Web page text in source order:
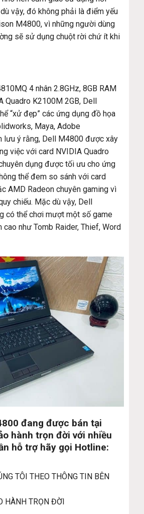
vậy, đó không phải là điểm yếu
M4800, vì những người dùng
sẽ sử dụng chuột rời chứ ít khi
4 nhân 2.8GHz, 8GB RAM
K2100M 2GB, Dell
“xử đẹp” các ứng dụng đồ họa
Maya, Adobe
lưu ý rằng, Dell M4800 được xây
việc với card NVIDIA Quadro
dụng được tối ưu cho ứng
thể đem so sánh với card
AMD Radeon chuyên gaming vì
chiếu. Mặc dù vậy, Dell
có thể chơi mượt một số game
cao như Tomb Raider, Thief, Word
đang được bán tại
hành trọn đời với nhiều
hỗ trợ hãy gọi Hotline:
TÔI THEO THÔNG TIN BÊN
HÀNH TRỌN ĐỜI